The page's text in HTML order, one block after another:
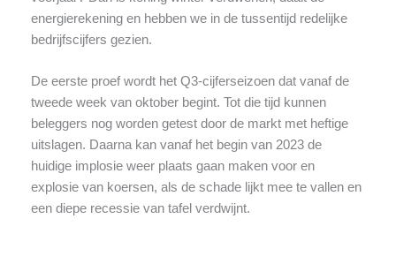
energierekening en hebben we in de tussentijd redelijke
bedrijfscijfers gezien.
De eerste proef wordt het Q3-cijferseizoen dat vanaf de
tweede week van oktober begint. Tot die tijd kunnen
beleggers nog worden getest door de markt met heftige
uitslagen. Daarna kan vanaf het begin van 2023 de
huidige implosie weer plaats gaan maken voor en
explosie van koersen, als de schade lijkt mee te vallen en
een diepe recessie van tafel verdwijnt.